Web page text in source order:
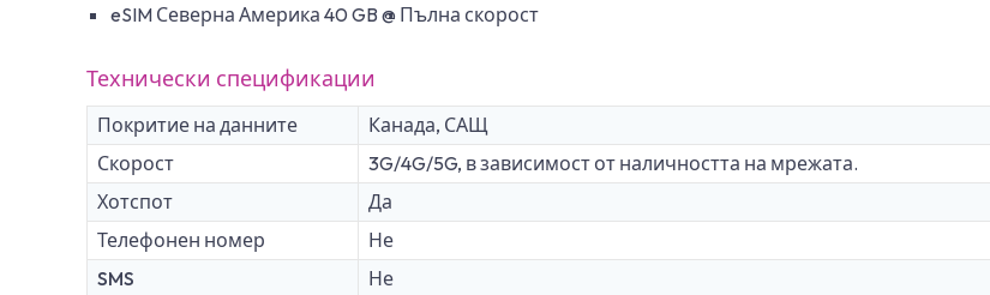
eSIM Северна Америка 40 GB @ Пълна скорост
Технически спецификации
Покритие на данните
Канада, САЩ
Скорост
3G/4G/5G, в зависимост от наличността на мрежата.
Хотспот
Да
Телефонен номер
Не
SMS
Не